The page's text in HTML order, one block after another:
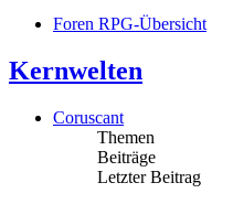
Foren RPG-Übersicht
Kernwelten
Coruscant
Themen
Beiträge
Letzter Beitrag